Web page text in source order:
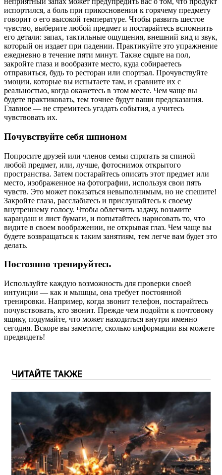
испортился, а боль при прикосновении к горячему предмету
говорит о его высокой температуре. Чтобы развить шестое
чувство, выберите любой предмет и постарайтесь вспомнить
его детали: запах, тактильные ощущения, внешний вид и звук,
который он издает при падении. Практикуйте это упражнение
ежедневно в течение пяти минут. Также сядьте на пол,
закройте глаза и вообразите место, куда собираетесь
отправиться, будь то ресторан или спортзал. Прочувствуйте
эмоции, которые вы испытаете там, и сравните их с
реальностью, когда окажетесь в этом месте. Чем чаще вы
будете практиковать, тем точнее будут ваши предсказания.
Главное — не стремитесь угадать события, а учитесь
чувствовать их.
Почувствуйте себя шпионом
Попросите друзей или членов семьи спрятать за спиной
любой предмет, или, лучше, фотоснимок открытого
пространства. Затем постарайтесь описать этот предмет или
место, изображенное на фотографии, используя свои пять
чувств. Это может показаться невыполнимым, но не спешите!
Закройте глаза, расслабьтесь и прислушайтесь к своему
внутреннему голосу. Чтобы облегчить задачу, возьмите
карандаш и лист бумаги, и попытайтесь нарисовать то, что
видите в своем воображении, не открывая глаз. Чем чаще вы
будете возвращаться к таким занятиям, тем легче вам будет это
делать.
Постоянно тренируйтесь
Используйте каждую возможность для проверки своей
интуиции — как и мышцы, она требует постоянной
тренировки. Например, когда звонит телефон, постарайтесь
почувствовать, кто звонит. Прежде чем подойти к почтовому
ящику, подумайте, что может находиться внутри именно
сегодня. Вскоре вы заметите, сколько информации вы можете
предвидеть!
ЧИТАЙТЕ ТАКЖЕ